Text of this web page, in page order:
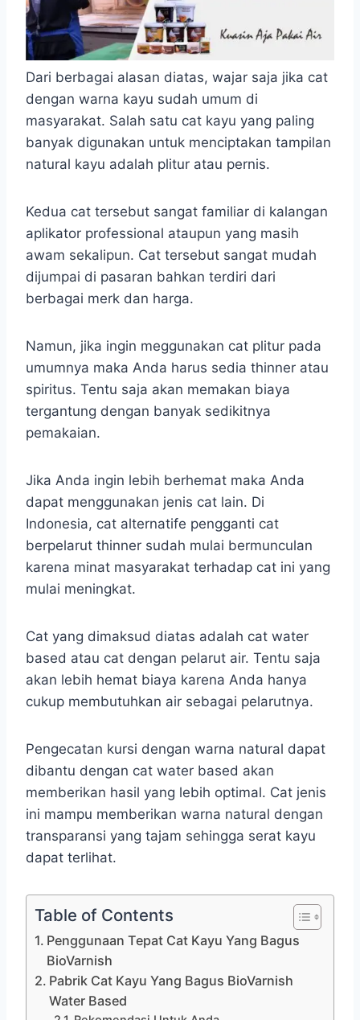
Dari berbagai alasan diatas, wajar saja jika cat
dengan warna kayu sudah umum di
masyarakat. Salah satu cat kayu yang paling
banyak digunakan untuk menciptakan tampilan
natural kayu adalah plitur atau pernis.
Kedua cat tersebut sangat familiar di kalangan
aplikator professional ataupun yang masih
awam sekalipun. Cat tersebut sangat mudah
dijumpai di pasaran bahkan terdiri dari
berbagai merk dan harga.
Namun, jika ingin meggunakan cat plitur pada
umumnya maka Anda harus sedia thinner atau
spiritus. Tentu saja akan memakan biaya
tergantung dengan banyak sedikitnya
pemakaian.
Jika Anda ingin lebih berhemat maka Anda
dapat menggunakan jenis cat lain. Di
Indonesia, cat alternatife pengganti cat
berpelarut thinner sudah mulai bermunculan
karena minat masyarakat terhadap cat ini yang
mulai meningkat.
Cat yang dimaksud diatas adalah cat water
based atau cat dengan pelarut air. Tentu saja
akan lebih hemat biaya karena Anda hanya
cukup membutuhkan air sebagai pelarutnya.
Pengecatan kursi dengan warna natural dapat
dibantu dengan cat water based akan
memberikan hasil yang lebih optimal. Cat jenis
ini mampu memberikan warna natural dengan
transparansi yang tajam sehingga serat kayu
dapat terlihat.
Table of Contents
Penggunaan Tepat Cat Kayu Yang Bagus
BioVarnish
Pabrik Cat Kayu Yang Bagus BioVarnish
Water Based